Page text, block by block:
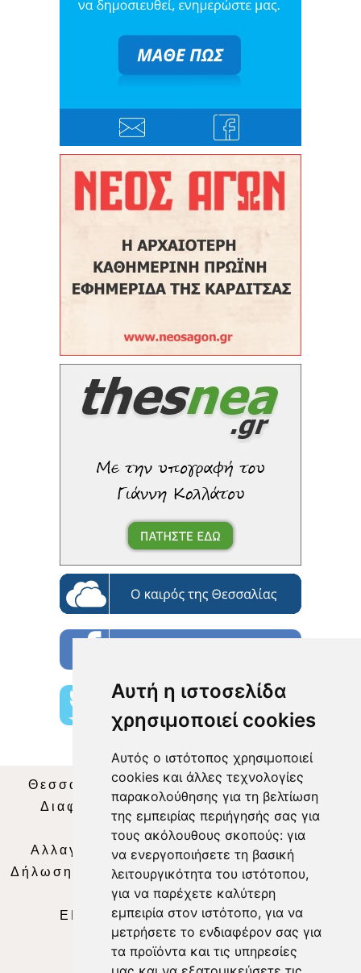
Αυτή η ιστοσελίδα
χρησιμοποιεί cookies
Αυτός ο ιστότοπος χρησιμοποιεί
cookies και άλλες τεχνολογίες
παρακολούθησης για τη βελτίωση
της εμπειρίας περιήγησής σας για
τους ακόλουθους σκοπούς: για
να ενεργοποιήσετε τη βασική
λειτουργικότητα του ιστότοπου,
για να παρέχετε καλύτερη
εμπειρία στον ιστότοπο, για να
μετρήσετε το ενδιαφέρον σας για
τα προϊόντα και τις υπηρεσίες
Θεσσαλία Τηλεόραση|SNG Services
Διαφήμιση | Όροι Χρήσης |Δήλωση
Απορρήτου |
Περιεχόμενο
Αλλαγή Προτιμήσεων για τα Cookies
Δήλωση συμμόρφωσης με τη σύσταση (ΕΕ)
2018/334|Ταυτότητα
ΕΝΗΜΕΡΩΣΗ |WEB TV| LIVE